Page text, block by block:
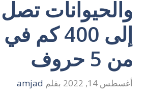
والحيوانات
إلى 400
من 5 حروف
أغسطس 14, 2022 بقلم amjad